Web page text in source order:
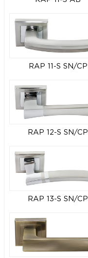
RAP 11-S SN/CP
RAP 12-S SN/CP
RAP 13-S SN/CP